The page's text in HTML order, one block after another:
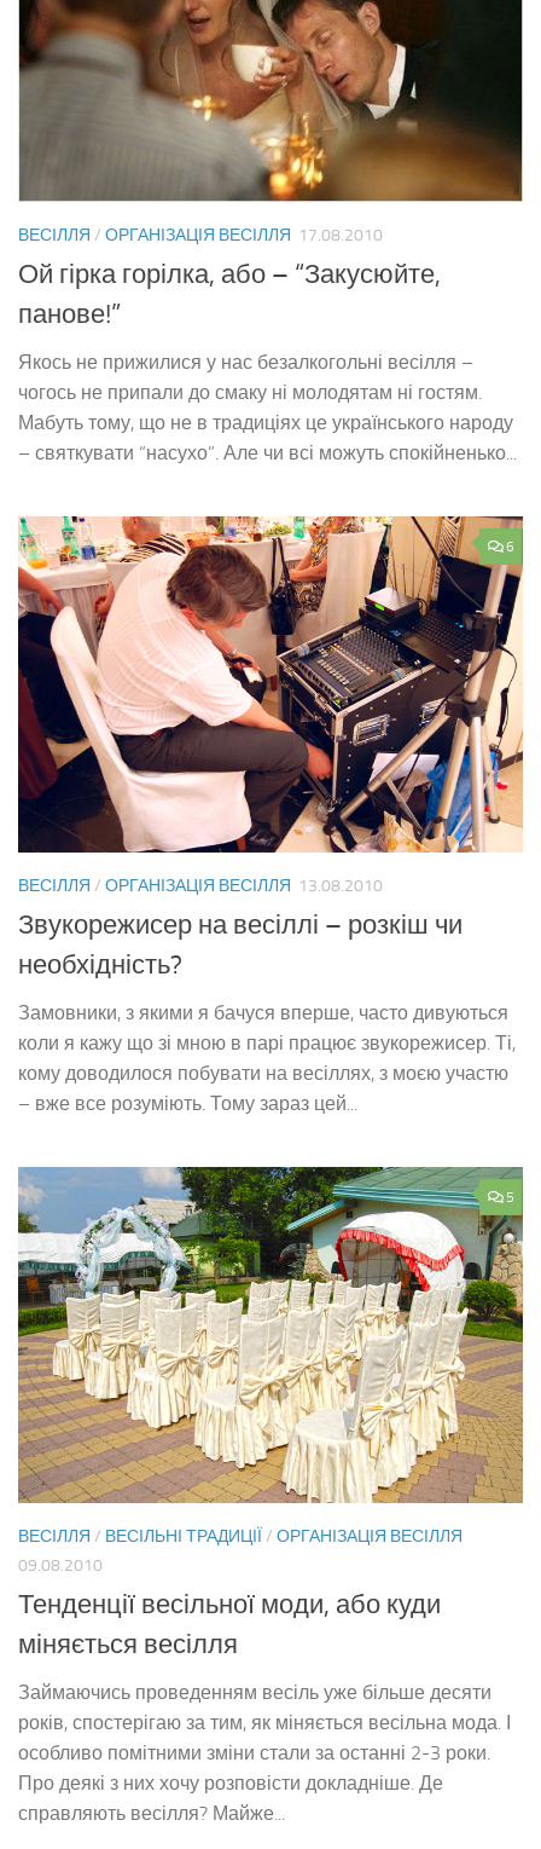
ВЕСІЛЛЯ / ОРГАНІЗАЦІЯ ВЕСІЛЛЯ 17.08.2010
Ой гірка горілка, або – “Закусюйте,
панове!”
Якось не прижилися у нас безалкогольні весілля –
чогось не припали до смаку ні молодятам ні гостям.
Мабуть тому, що не в традиціях це українського народу
– святкувати “насухо”. Але чи всі можуть спокійненько...
6
ВЕСІЛЛЯ / ОРГАНІЗАЦІЯ ВЕСІЛЛЯ 13.08.2010
Звукорежисер на весіллі – розкіш чи
необхідність?
Замовники, з якими я бачуся вперше, часто дивуються
коли я кажу що зі мною в парі працює звукорежисер. Ті,
кому доводилося побувати на весіллях, з моєю участю
– вже все розуміють. Тому зараз цей...
5
ВЕСІЛЛЯ / ВЕСІЛЬНІ ТРАДИЦІЇ / ОРГАНІЗАЦІЯ ВЕСІЛЛЯ
09.08.2010
Тенденції весільної моди, або куди
міняється весілля
Займаючись проведенням весіль уже більше десяти
років, спостерігаю за тим, як міняється весільна мода. І
особливо помітними зміни стали за останні 2-3 роки.
Про деякі з них хочу розповісти докладніше. Де
справляють весілля? Майже...